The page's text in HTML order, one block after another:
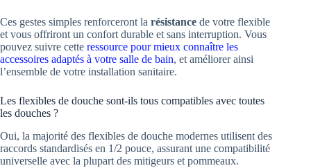
Ces gestes simples renforceront la résistance de votre flexible
et vous offriront un confort durable et sans interruption. Vous
pouvez suivre cette ressource pour mieux connaître les
accessoires adaptés à votre salle de bain, et améliorer ainsi
l’ensemble de votre installation sanitaire.
Les flexibles de douche sont-ils tous compatibles avec toutes
les douches ?
Oui, la majorité des flexibles de douche modernes utilisent des
raccords standardisés en 1/2 pouce, assurant une compatibilité
universelle avec la plupart des mitigeurs et pommeaux.